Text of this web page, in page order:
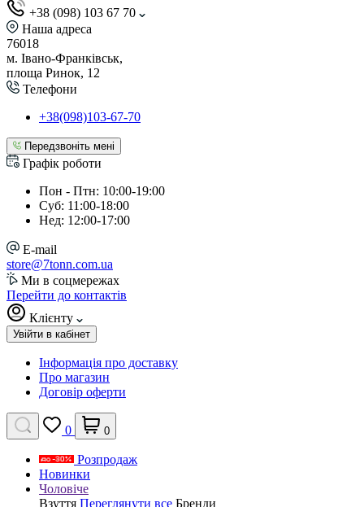
+38 (098) 103 67 70
Наша адреса
76018
м. Івано-Франківськ,
площа Ринок, 12
Телефони
+38(098)103-67-70
Передзвоніть мені
Графік роботи
Пон - Птн: 10:00-19:00
Суб: 11:00-18:00
Нед: 12:00-17:00
E-mail
store@7tonn.com.ua
Ми в соцмережах
Перейти до контактів
Клієнту
Увійти в кабінет
Інформація про доставку
Про магазин
Договір оферти
0 0
Розпродаж
Новинки
Чоловіче
Взуття Переглянути все Бренди